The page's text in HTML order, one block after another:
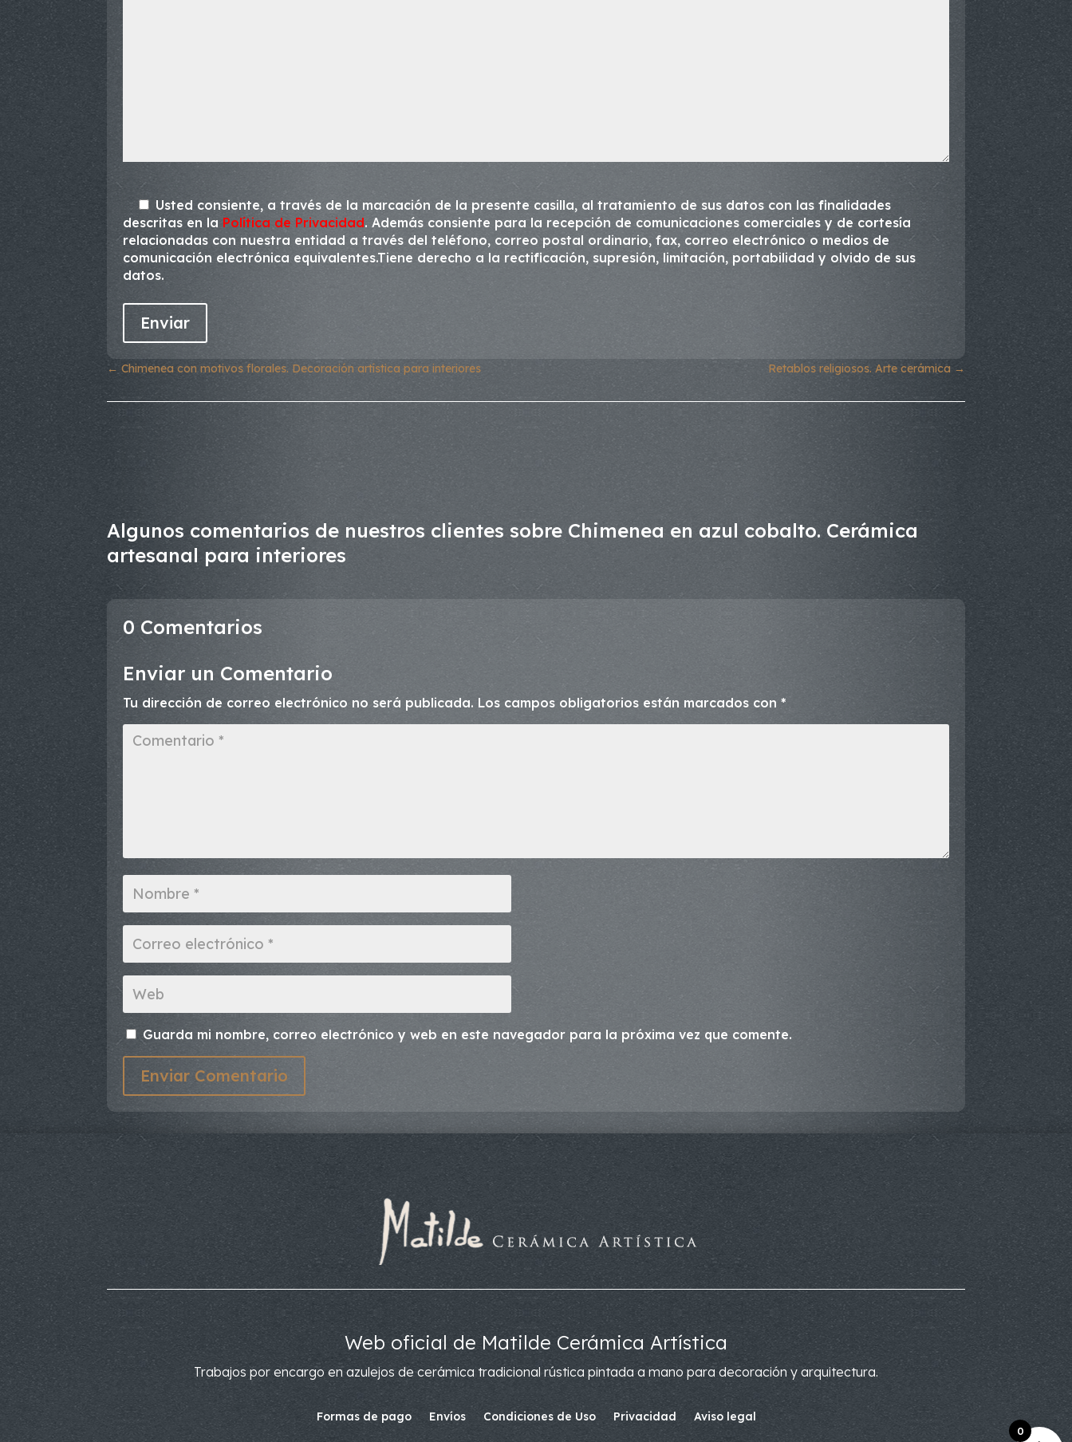
Usted consiente, a través de la marcación de la presente casilla, al tratamiento de sus datos con las finalidades
descritas en la Política de Privacidad. Además consiente para la recepción de comunicaciones comerciales y de cortesía
relacionadas con nuestra entidad a través del teléfono, correo postal ordinario, fax, correo electrónico o medios de
comunicación electrónica equivalentes.Tiene derecho a la rectificación, supresión, limitación, portabilidad y olvido de sus
datos.
←Chimenea con motivos florales. Decoración artística para interiores Retablos religiosos. Arte cerámica→
Algunos comentarios de nuestros clientes sobre Chimenea en azul cobalto. Cerámica
artesanal para interiores
0 Comentarios
Enviar un Comentario
Tu dirección de correo electrónico no será publicada. Los campos obligatorios están marcados con*
Guarda mi nombre, correo electrónico y web en este navegador para la próxima vez que comente.
Enviar Comentario
Web oficial de Matilde Cerámica Artística
Trabajos por encargo en azulejos de cerámica tradicional rústica pintada a mano para decoración y arquitectura.
Formas de pago Envíos Condiciones de Uso Privacidad Aviso legal
0